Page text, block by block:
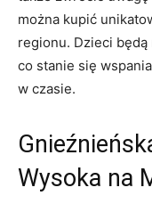
można kupić
regionu. ⁢Dzieci będą
co stanie się
w ⁢czasie.
Wysoka na‍